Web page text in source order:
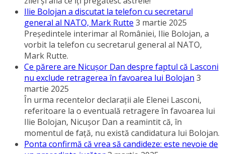
Ilie Bolojan a discutat la telefon cu secretarul
general al NATO, Mark Rutte 3 martie 2025
Preşedintele interimar al României, Ilie Bolojan, a
vorbit la telefon cu secretarul general al NATO,
Mark Rutte.
Ce părere are Nicuşor Dan despre faptul că Lasconi
nu exclude retragerea în favoarea lui Bolojan 3
martie 2025
În urma recentelor declaraţii ale Elenei Lasconi,
referitoare la o eventuală retragere în favoarea lui
Ilie Bolojan, Nicuşor Dan a reamintit că, în
momentul de faţă, nu există candidatura lui Bolojan.
Ponta confirmă că vrea să candideze: este nevoie de